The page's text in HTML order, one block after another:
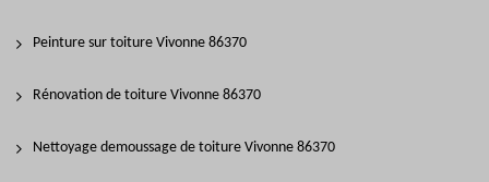
Peinture sur toiture Vivonne 86370
Rénovation de toiture Vivonne 86370
Nettoyage demoussage de toiture Vivonne 86370